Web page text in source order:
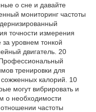
о сне и давайте
мониторинг частоты
точности измерения
уровнем тонкой
двигатель. 20
тренировки для
калорий. 10
могут вибрировать и
о необходимости
частоты